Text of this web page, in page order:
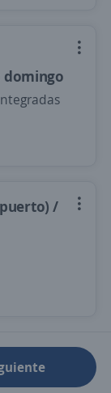
domingo
/